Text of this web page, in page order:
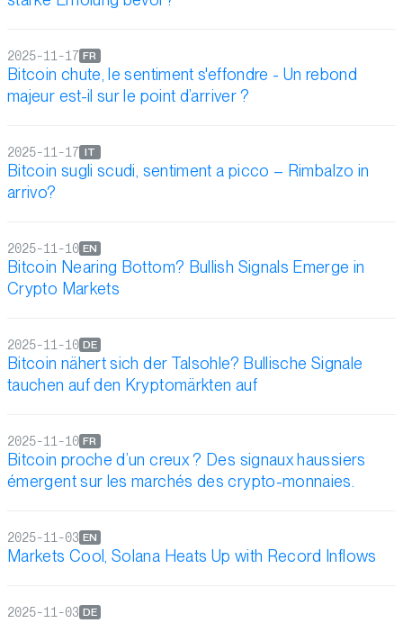
Bitcoin chute, le sentiment s'effondre - Un rebond
majeur est-il sur le point d’arriver ?
FR
2025-11-17
Bitcoin sugli scudi, sentiment a picco – Rimbalzo in
arrivo?
IT
2025-11-17
Bitcoin Nearing Bottom? Bullish Signals Emerge in
Crypto Markets
EN
2025-11-10
Bitcoin nähert sich der Talsohle? Bullische Signale
tauchen auf den Kryptomärkten auf
DE
2025-11-10
Bitcoin proche d’un creux ? Des signaux haussiers
émergent sur les marchés des crypto-monnaies.
FR
2025-11-10
Markets Cool, Solana Heats Up with Record Inflows
EN
2025-11-03
DE
2025-11-03